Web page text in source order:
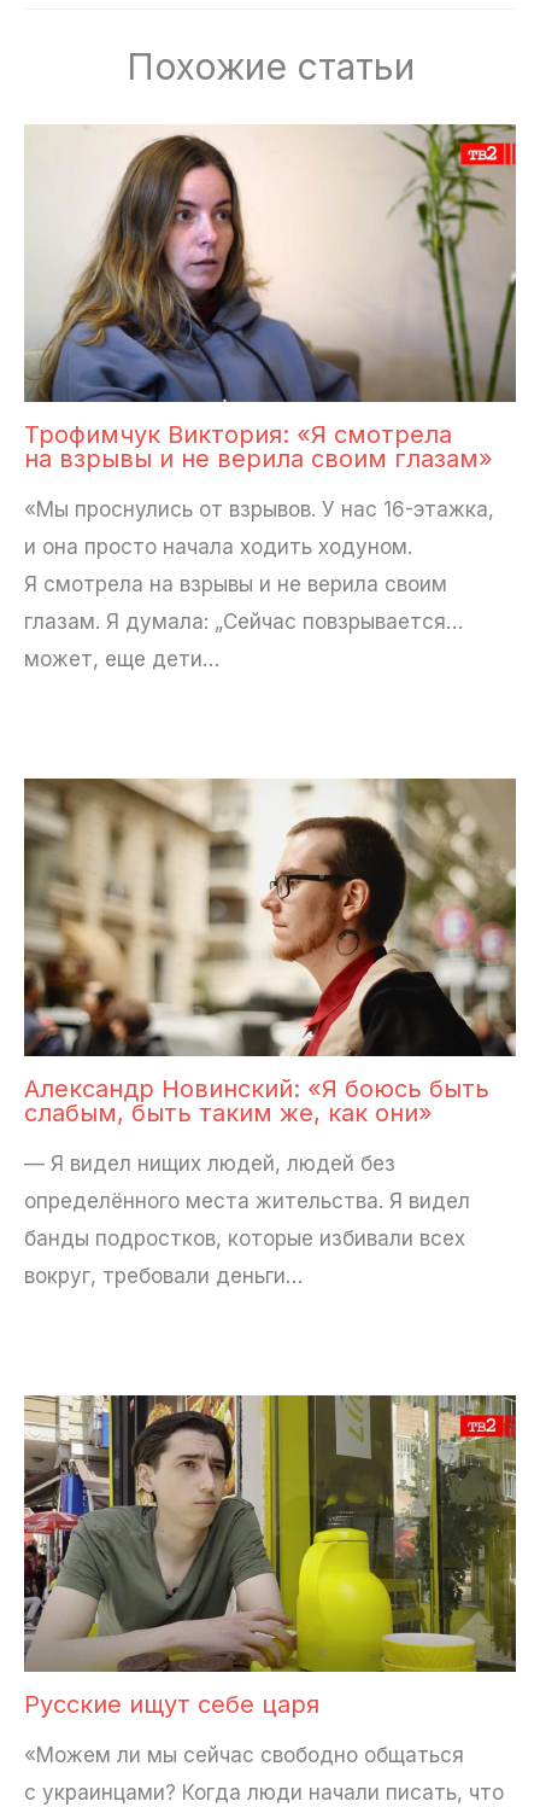
Похожие статьи
Трофимчук Виктория: «Я смотрела
на взрывы и не верила своим глазам»
«Мы проснулись от взрывов. У нас 16-этажка,
и она просто начала ходить ходуном.
Я смотрела на взрывы и не верила своим
глазам. Я думала: „Сейчас повзрывается…
может, еще дети…
Александр Новинский: «Я боюсь быть
слабым, быть таким же, как они»
— Я видел нищих людей, людей без
определённого места жительства. Я видел
банды подростков, которые избивали всех
вокруг, требовали деньги…
Русские ищут себе царя
«Можем ли мы сейчас свободно общаться
с украинцами? Когда люди начали писать, что